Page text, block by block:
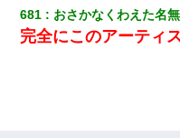
彼女「うん！！絶対幸せ
ｗｗｗ
681 おさかなくわえた名
完全にこのアーティ